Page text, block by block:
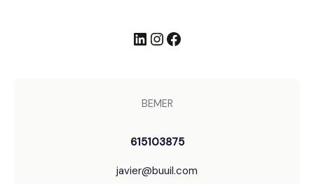
LinkedIn InstagramFacebook
BEMER
615103875
javier@buuil.com